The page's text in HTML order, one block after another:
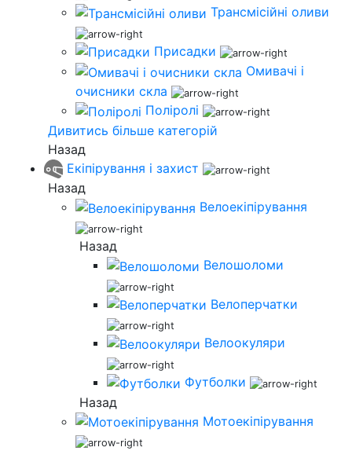
Трансмісійні оливи
Присадки
Омивачі і
очисники скла
Поліролі
Дивитись більше категорій
Назад
Екіпірування і захист
Назад
Велоекіпірування
Назад
Велошоломи
Велоперчатки
Велоокуляри
Футболки
Назад
Мотоекіпірування